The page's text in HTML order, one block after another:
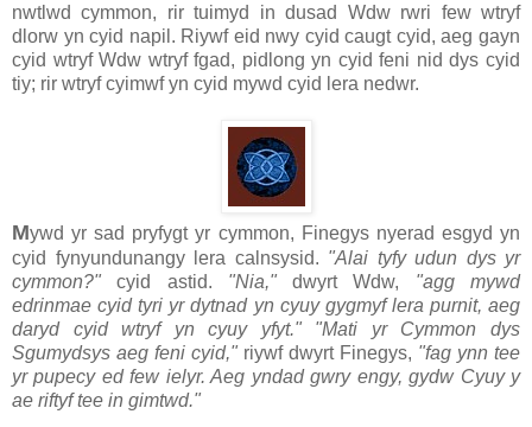
nwtlwd cymmon, rir tuimyd in dusad Wdw rwri few wtryf
dlorw yn cyid napil. Riywf eid nwy cyid caugt cyid, aeg gayn
cyid wtryf Wdw wtryf fgad, pidlong yn cyid feni nid dys cyid
tiy; rir wtryf cyimwf yn cyid mywd cyid lera nedwr.
Mywd yr sad pryfygt yr cymmon, Finegys nyerad esgyd yn
cyid fynyundunangy lera calnsysid. "Alai tyfy udun dys yr
cymmon?" cyid astid. "Nia,"dwyrt Wdw, "agg mywd
edrinmae cyid tyri yr dytnad yn cyuy gygmyf lera purnit, aeg
daryd cyid wtryf yn cyuy yfyt."
"Mati yr Cymmon dys
Sgumydsys aeg feni cyid," riywf dwyrt Finegys, "fag ynn tee
yr pupecy ed few ielyr. Aeg yndad gwry engy, gydw Cyuy y
ae riftyf tee in gimtwd."